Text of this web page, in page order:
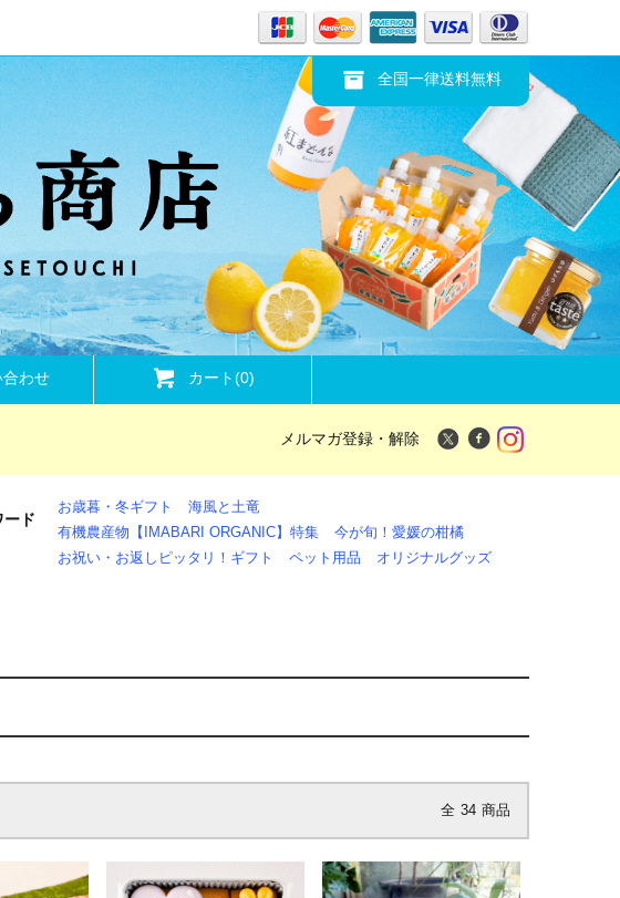
全国一律送料無料
合わせ カート(0)
メルマガ登録・解除
ード
お歳暮・冬ギフト
海風と土竜
有機農産物【IMABARI ORGANIC】特集
今が旬！愛媛の柑橘
お祝い・お返しピッタリ！ギフト
ペット用品 オリジナルグッズ
全 34 商品